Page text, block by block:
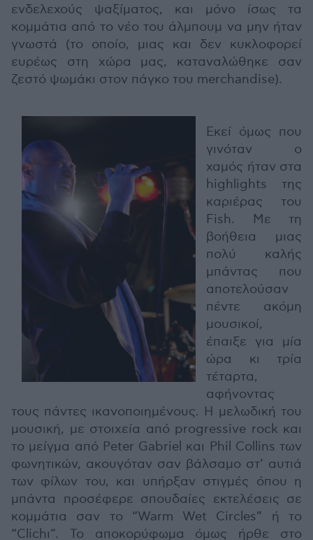
ενδελεχούς ψαξίματος, και μόνο ίσως τα
κομμάτια από το νέο του άλμπουμ να μην ήταν
γνωστά (το οποίο, μιας και δεν κυκλοφορεί
ευρέως στη χώρα μας, καταναλώθηκε σαν
ζεστό ψωμάκι στον πάγκο του merchandise).
Εκεί όμως που
γινόταν ο
χαμός ήταν στα
highlights της
καριέρας του
Fish. Με τη
βοήθεια μιας
πολύ καλής
μπάντας που
αποτελούσαν
πέντε ακόμη
μουσικοί,
έπαιξε για μία
ώρα κι τρία
τέταρτα,
αφήνοντας
τους πάντες ικανοποιημένους. Η μελωδική του
μουσική, με στοιχεία από progressive rock και
το μείγμα από Peter Gabriel και Phil Collins των
φωνητικών, ακουγόταν σαν βάλσαμο στ’ αυτιά
των φίλων του, και υπήρξαν στιγμές όπου η
μπάντα προσέφερε σπουδαίες εκτελέσεις σε
κομμάτια σαν το “Warm Wet Circles” ή το
“Clichι”. Το αποκορύφωμα όμως ήρθε στο